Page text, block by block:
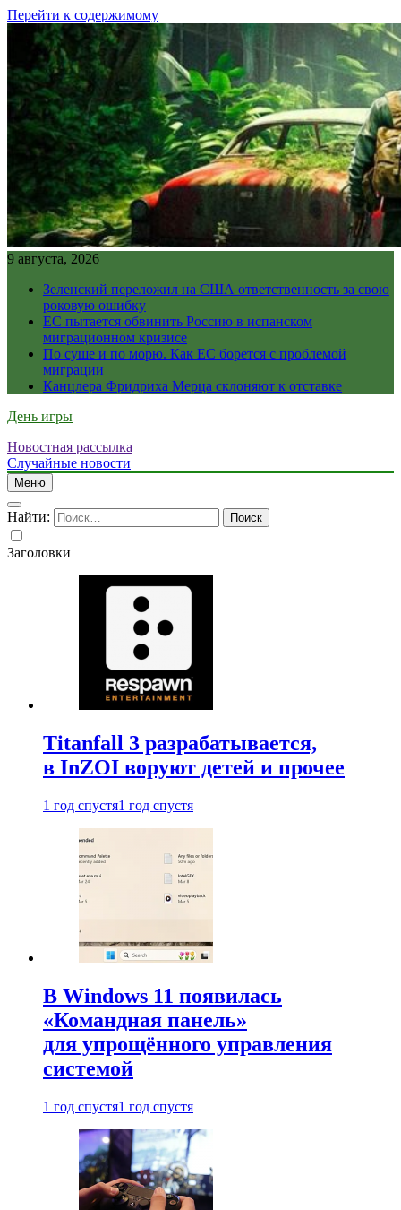
Перейти к содержимому
9 августа, 2026
Зеленский переложил на США ответственность за свою
роковую ошибку
ЕС пытается обвинить Россию в испанском
миграционном кризисе
По суше и по морю. Как ЕС борется с проблемой
миграции
Канцлера Фридриха Мерца склоняют к отставке
День игры
Новостная рассылка
Случайные новости
Меню
Найти:
Заголовки
Titanfall 3 разрабатывается,
в InZOI воруют детей и прочее
1 год спустя1 год спустя
В Windows 11 появилась
«Командная панель»
для упрощённого управления
системой
1 год спустя1 год спустя